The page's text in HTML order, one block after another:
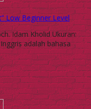
Low Beginner Level
Idam Kholid Ukuran:
adalah bahasa